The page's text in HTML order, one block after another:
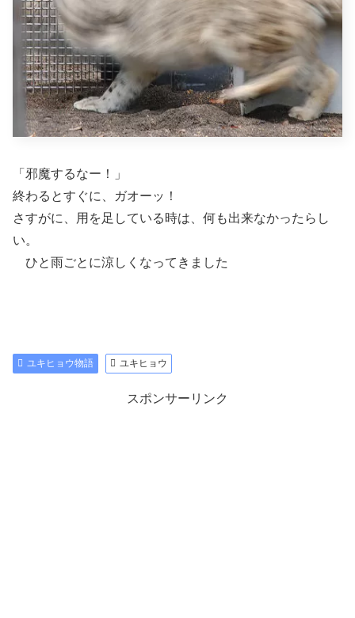
「邪魔するなー！」
終わるとすぐに、ガオーッ！
さすがに、用を足している時は、何も出来なかったらし
い。
ひと雨ごとに涼しくなってきました
ユキヒョウ物語 ユキヒョウ
スポンサーリンク